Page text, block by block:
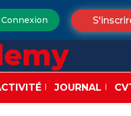
Connexion
JOURNAL